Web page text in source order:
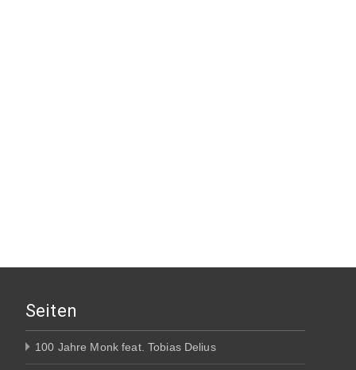
Seiten
100 Jahre Monk feat. Tobias Delius